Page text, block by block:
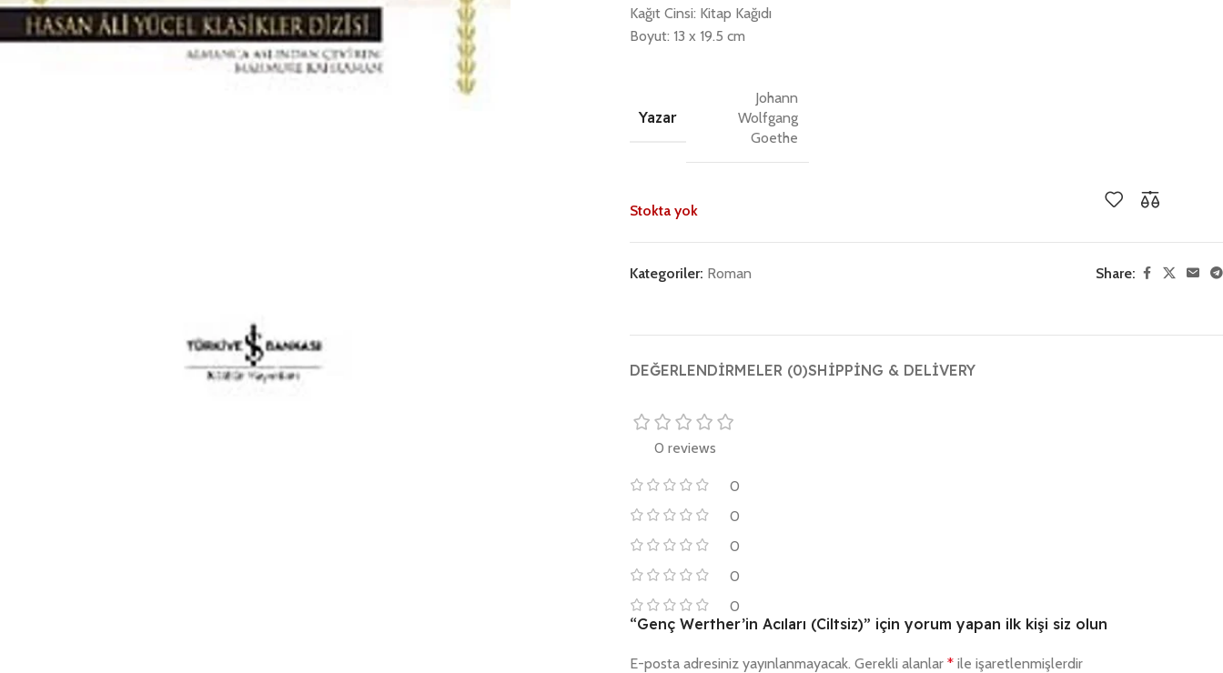
Kağıt Cinsi: Kitap Kağıdı
Boyut: 13 x 19.5 cm
Yazar
Johann
Wolfgang
Goethe
Stokta yok
Kategoriler: Roman Share:
DEĞERLENDIRMELER (0)SHIPPING & DELIVERY
0 reviews
0
0
0
0
0
“Genç Werther’in Acıları (Ciltsiz)” için yorum yapan ilk kişi siz olun
E-posta adresiniz yayınlanmayacak. Gerekli alanlar * ile işaretlenmişlerdir